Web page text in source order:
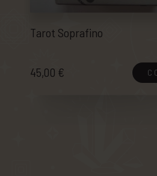
Tarot Soprafino
45,00 €